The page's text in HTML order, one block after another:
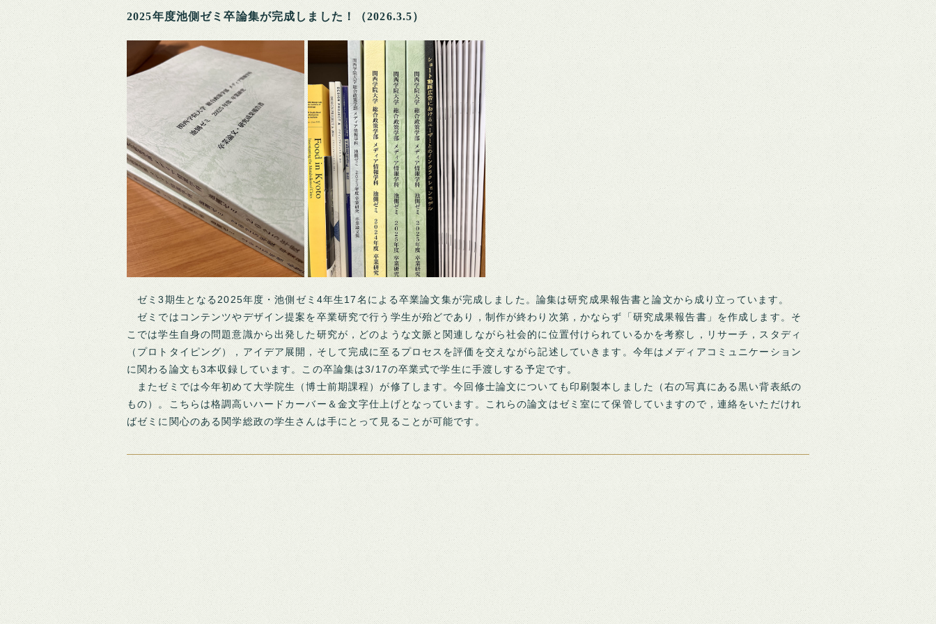
2025年度池側ゼミ卒論集が完成しました！（2026.3.5）
ゼミ3期生となる2025年度・池側ゼミ4年生17名による卒業論文集が完成しました。論集は研究成果報告書と論文から成り立っています。
ゼミではコンテンツやデザイン提案を卒業研究で行う学生が殆どであり，制作が終わり次第，かならず「研究成果報告書」を作成します。そ
こでは学生自身の問題意識から出発した研究が，どのような文脈と関連しながら社会的に位置付けられているかを考察し，リサーチ，スタディ
（プロトタイピング），アイデア展開，そして完成に至るプロセスを評価を交えながら記述していきます。今年はメディアコミュニケーション
に関わる論文も3本収録しています。この卒論集は3/17の卒業式で学生に手渡しする予定です。
またゼミでは今年初めて大学院生（博士前期課程）が修了します。今回修士論文についても印刷製本しました（右の写真にある黒い背表紙の
もの）。こちらは格調高いハードカーバー＆金文字仕上げとなっています。これらの論文はゼミ室にて保管していますので，連絡をいただけれ
ばゼミに関心のある関学総政の学生さんは手にとって見ることが可能です。